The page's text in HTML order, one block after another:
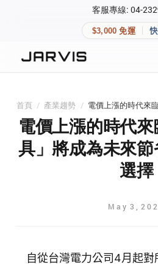
客服專線: 04-
$3,000 免運
首頁 / 產業趨勢 / 電價上漲的時代來臨！「智
電價上漲的時代
具」將成為未來
選擇
May 3
自從台灣電力公司4月起
快速連結
Matter 智慧家庭
精品家電
登入後可查看訂單、會員資料與收藏清
密碼
登入會員
建立新帳號